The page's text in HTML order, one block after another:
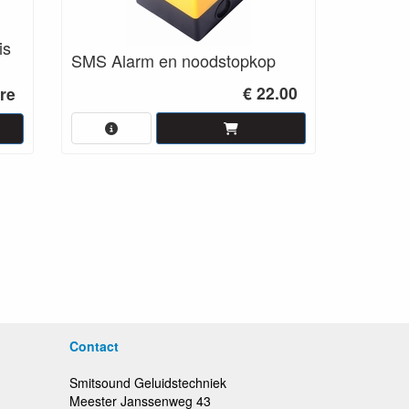
SMS Alarm en noodstopkop
€ 22.00
Contact
Smitsound Geluidstechniek
Meester Janssenweg 43